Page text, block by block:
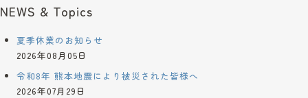
NEWS & Topics
夏季休業のお知らせ
2026年08月05日
令和8年 熊本地震により被災された皆様へ
2026年07月29日